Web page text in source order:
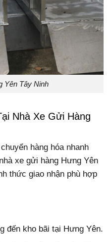
Yên Tây Ninh
Nhà Xe Gửi Hàng
hàng hóa nhanh
xe gửi hàng Hưng Yên
thức giao nhận phù hợp
đến kho bãi tại Hưng Yên.